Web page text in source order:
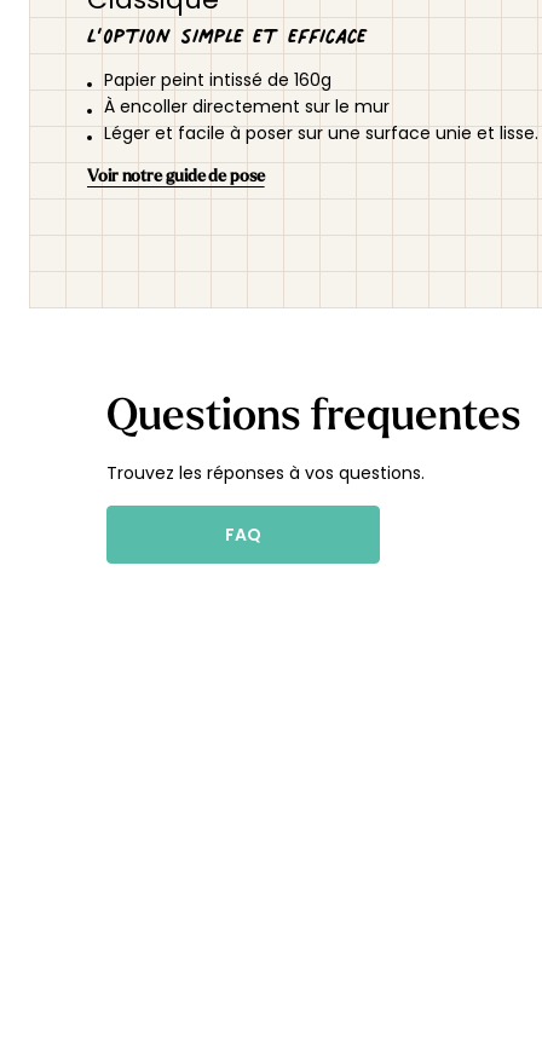
L’option simple et efficace
Papier peint intissé de 160g
À encoller directement sur le mur
Léger et facile à poser sur une surface unie et lisse.
Voir notre guide de pose
Questions frequentes
Trouvez les réponses à vos questions.
FAQ